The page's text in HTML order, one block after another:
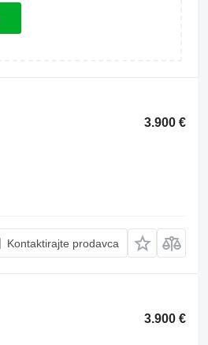
3.900 €
Kontaktirajte prodavca
3.900 €